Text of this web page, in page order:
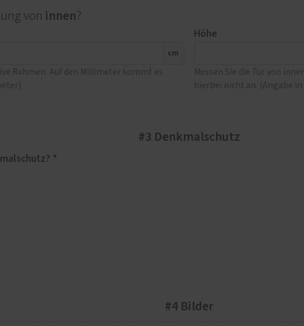
von innen?
cm
Rahmen. Auf den Millimeter kommt es
Höhe
Messen Sie die Tür von
hierbei nicht an. (Angabe
#3 Denkmalschutz
*
#4 Bilder